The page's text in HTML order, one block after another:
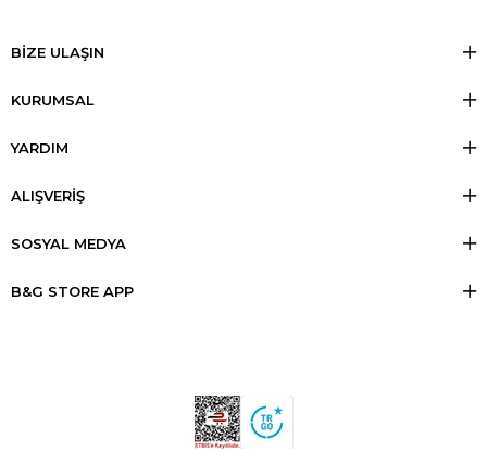
BİZE ULAŞIN
KURUMSAL
YARDIM
ALIŞVERİŞ
SOSYAL MEDYA
B&G STORE APP